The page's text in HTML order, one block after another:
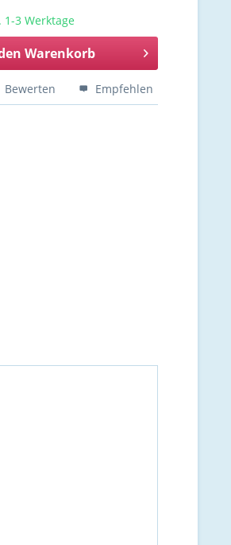
3 Werktage
Warenkorb
Bewerten Empfehlen